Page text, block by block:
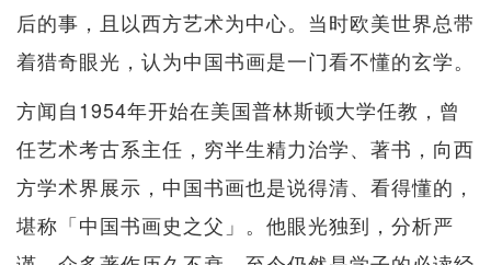
后的事，且以西方艺术为中心。当时欧美世界总带
着猎奇眼光，认为中国书画是一门看不懂的玄学。
方闻自1954年开始在美国普林斯顿大学任教，曾
任艺术考古系主任，穷半生精力治学、著书，向西
方学术界展示，中国书画也是说得清、看得懂的，
堪称「中国书画史之父」。他眼光独到，分析严